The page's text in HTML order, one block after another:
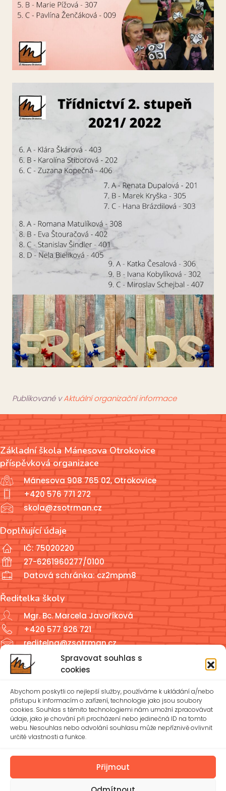
Spravovat souhlas s
cookies
Abychom poskytli co nejlepší služby, používáme k ukládání a/nebo
přístupu k informacím o zařízení, technologie jako jsou soubory
cookies. Souhlas s těmito technologiemi nám umožní zpracovávat
údaje, jako je chování při procházení nebo jedinečná ID na tomto
webu. Nesouhlas nebo odvolání souhlasu může nepříznivě ovlivnit
určité vlastnosti a funkce.
Přijmout
Publikované vAktuální organizační informace
Základní škola Mánesova Otrokovice
příspěvková organizace
Mánesova 908 765 02, Otrokovice
+420 576 771 272
skola@zsotrman.cz
Doplňující údaje
IČ: 75020220
27-6261960277/0100
Datová schránka: cz2mpm8
Ředitelka školy
Mgr. Bc. Marcela Javoříková
+420 577 926 721
reditelna@zsotrman.cz
Školní jídelna a školní družina
ŠD: +420 577 926 720
reditelna@zsotrman.cz
Zásady cookies (EU)
Ochrana osobních údajů – GDPR